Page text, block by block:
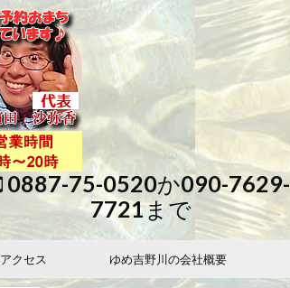
0887-75-0520か090-7629-
7721まで
アクセス ゆめ吉野川の会社概要